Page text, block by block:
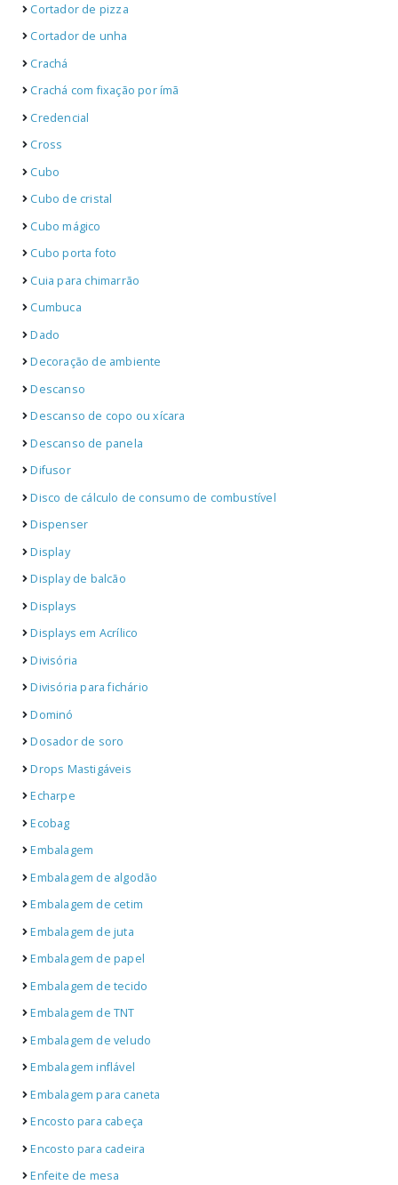
Cortador de pizza
Cortador de unha
Crachá
Crachá com fixação por ímã
Credencial
Cross
Cubo
Cubo de cristal
Cubo mágico
Cubo porta foto
Cuia para chimarrão
Cumbuca
Dado
Decoração de ambiente
Descanso
Descanso de copo ou xícara
Descanso de panela
Difusor
Disco de cálculo de consumo de combustível
Dispenser
Display
Display de balcão
Displays
Displays em Acrílico
Divisória
Divisória para fichário
Dominó
Dosador de soro
Drops Mastigáveis
Echarpe
Ecobag
Embalagem
Embalagem de algodão
Embalagem de cetim
Embalagem de juta
Embalagem de papel
Embalagem de tecido
Embalagem de TNT
Embalagem de veludo
Embalagem inflável
Embalagem para caneta
Encosto para cabeça
Encosto para cadeira
Enfeite de mesa